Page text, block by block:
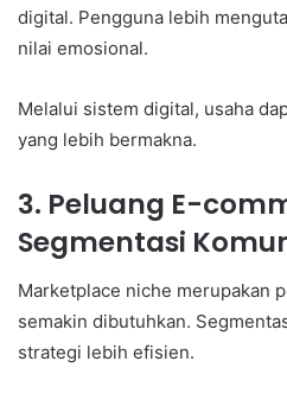
digital. Pengguna lebih
nilai emosional.
Melalui sistem digital, usaha
yang lebih bermakna.
3. Peluang E-
Segmentasi
Marketplace niche merupakan
semakin dibutuhkan.
strategi lebih efisien.